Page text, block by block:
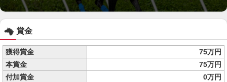
賞金
獲得賞金
75万円
本賞金
75万円
付加賞金
0万円